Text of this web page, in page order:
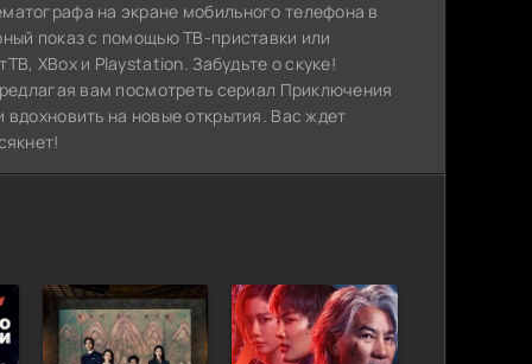
на экране мобильного телефона в
показ с помощью ТВ-приставки или
XBox и Playstation. Забудьте о скуке!
вам посмотреть сериал Приключения
на новые открытия. Вас ждет